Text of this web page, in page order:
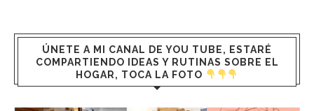
ÚNETE A MI CANAL DE YOU TUBE, ESTARÉ
COMPARTIENDO IDEAS Y RUTINAS SOBRE EL
HOGAR, TOCA LA FOTO